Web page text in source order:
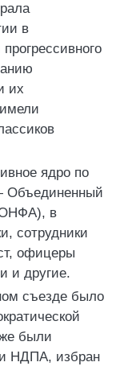
в
их
ядро по
Объединенный
в
сотрудники
офицеры
и другие.
съезде было
были
НДПА, избран